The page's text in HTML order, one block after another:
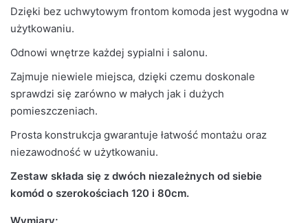
Dzięki bez uchwytowym frontom komoda jest wygodna w
użytkowaniu.
Odnowi wnętrze każdej sypialni i salonu.
Zajmuje niewiele miejsca, dzięki czemu doskonale
sprawdzi się zarówno w małych jak i dużych
pomieszczeniach.
Prosta konstrukcja gwarantuje łatwość montażu oraz
niezawodność w użytkowaniu.
Zestaw składa się z dwóch niezależnych od siebie
komód o szerokościach 120 i 80cm.
Kolor Frontu
Liczba
paczek
Grubość
płyty
16mm
Prowadnice Rolkowe